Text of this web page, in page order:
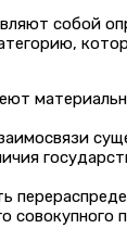
собой
совокупного